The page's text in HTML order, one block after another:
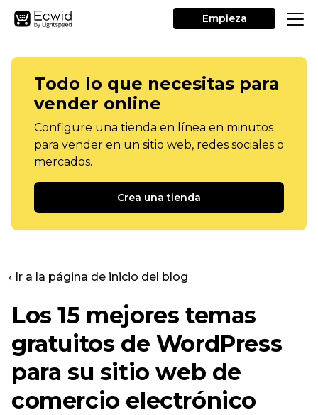
Empieza
Todo lo que necesitas para
vender online
Configure una tienda en línea en minutos
para vender en un sitio web, redes sociales o
mercados.
Crea una tienda
‹ Ir a la página de inicio del blog
Los 15 mejores temas
gratuitos de WordPress
para su sitio web de
comercio electrónico